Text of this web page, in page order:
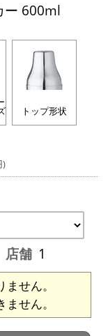
ー 600ml
トップ形状
)
店舗 1
せん。
せん。